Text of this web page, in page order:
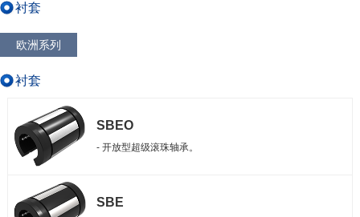
衬套
欧洲系列
衬套
SBEO
- 开放型超级滚珠轴承。
SBE